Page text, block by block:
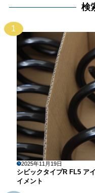
検
1
2025年11月19日
シビックタイプR FL5 ア
イメント